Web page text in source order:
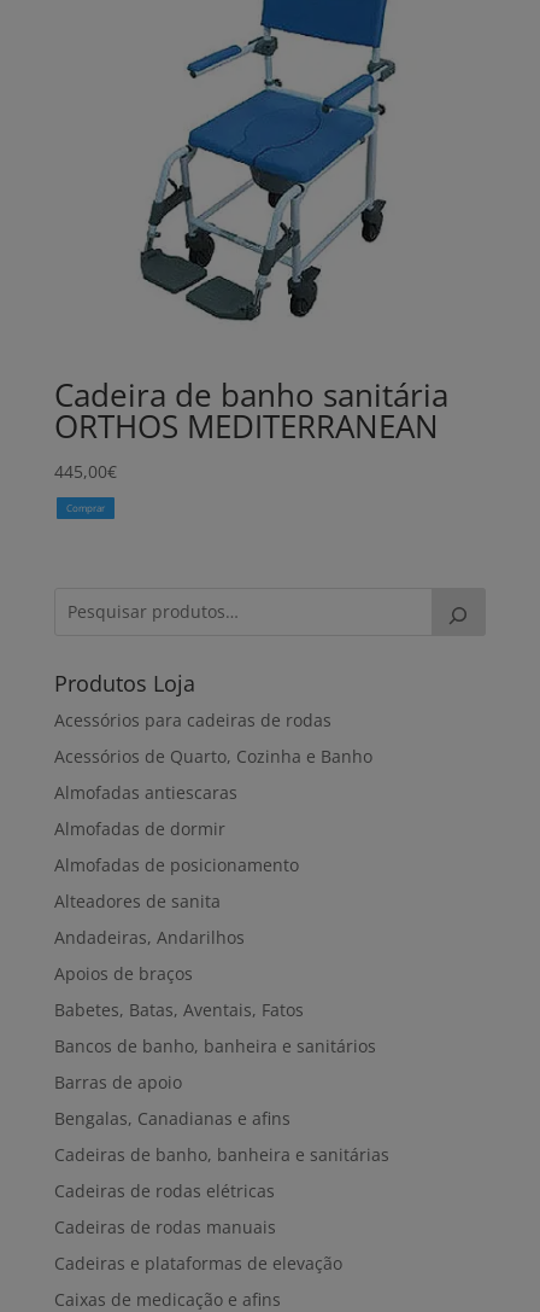
Cadeira de banho sanitária
ORTHOS MEDITERRANEAN
445,00€
Comprar
Produtos Loja
Acessórios para cadeiras de rodas
Acessórios de Quarto, Cozinha e Banho
Almofadas antiescaras
Almofadas de dormir
Almofadas de posicionamento
Alteadores de sanita
Andadeiras, Andarilhos
Apoios de braços
Babetes, Batas, Aventais, Fatos
Bancos de banho, banheira e sanitários
Barras de apoio
Bengalas, Canadianas e afins
Cadeiras de banho, banheira e sanitárias
Cadeiras de rodas elétricas
Cadeiras de rodas manuais
Cadeiras e plataformas de elevação
Caixas de medicação e afins